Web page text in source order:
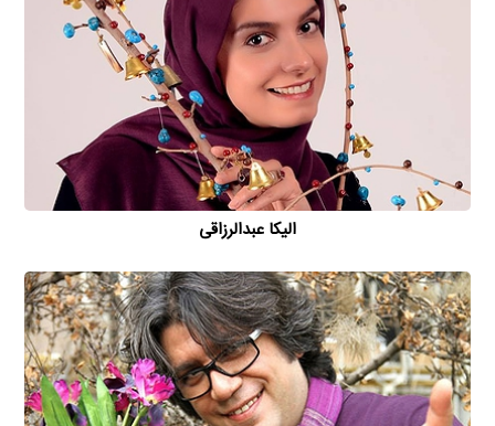
الیکا عبدالرزاقی